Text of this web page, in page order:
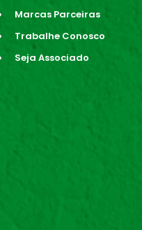
Marcas Parceiras
Trabalhe Conosco
Seja Associado